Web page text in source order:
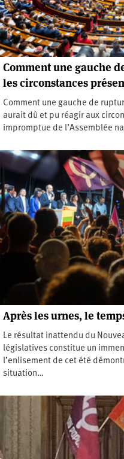
Comment une gauche
les circonstances
Comment une gauche de
aurait dû et pu réagir aux
impromptue de l’Assemblée
Après les urnes, le
Le résultat inattendu du
législatives constitue un
l’enlisement de cet été
situation…